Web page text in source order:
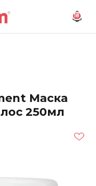
18
Маска
250мл